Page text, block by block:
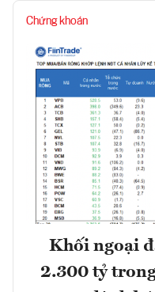
Chứng khoán
Khối ngoại
2.300 tỷ